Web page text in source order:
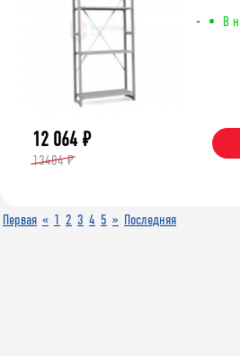
- В
12 064 ₽
13404 ₽
Первая « 1 2 3 4 5 » Последняя